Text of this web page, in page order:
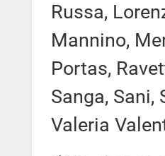
Russa,
Mannino,
Portas,
Sanga, Sani,
Valeria